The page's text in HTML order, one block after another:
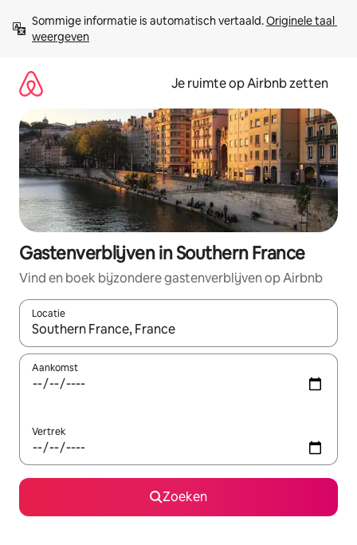
direct
naar
Sommige informatie is automatisch vertaald. Originele taal
weergeven
Je ruimte op Airbnb zetten
Gastenverblijven in Southern France
Vind en boek bijzondere gastenverblijven op Airbnb
Locatie
Wanneer er suggesties beschikbaar zijn, maak je een keuze
Aankomst
Vertrek
Zoeken